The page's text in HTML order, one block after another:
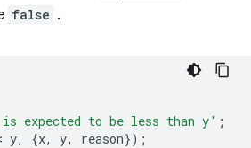
false .
expected to be less than y' ;
y, {x, y, reason});